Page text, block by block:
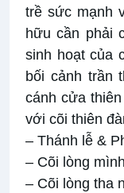
trề sức mạnh
hữu cần phải
sinh hoạt của
bối cảnh trần
cánh cửa
với cõi thiên
– Thánh lễ &
– Cõi lòng mình
– Cõi lòng tha